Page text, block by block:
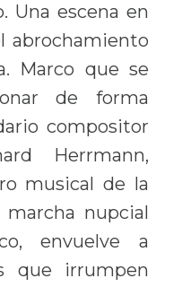
Una escena en
abrochamiento
Marco que se
de forma
compositor
Herrmann,
musical de la
nupcial
envuelve a
que irrumpen